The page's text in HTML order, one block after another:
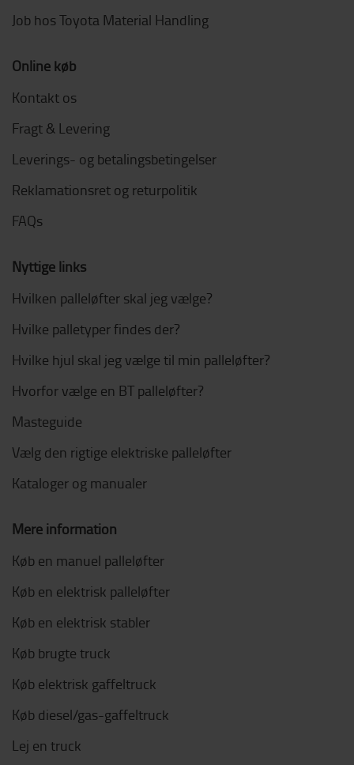
Job hos Toyota Material Handling
Online køb
Kontakt os
Fragt & Levering
Leverings- og betalingsbetingelser
Reklamationsret og returpolitik
FAQs
Nyttige links
Hvilken palleløfter skal jeg vælge?
Hvilke palletyper findes der?
Hvilke hjul skal jeg vælge til min palleløfter?
Hvorfor vælge en BT palleløfter?
Masteguide
Vælg den rigtige elektriske palleløfter
Kataloger og manualer
Mere information
Køb en manuel palleløfter
Køb en elektrisk palleløfter
Køb en elektrisk stabler
Køb brugte truck
Køb elektrisk gaffeltruck
Køb diesel/gas-gaffeltruck
Lej en truck